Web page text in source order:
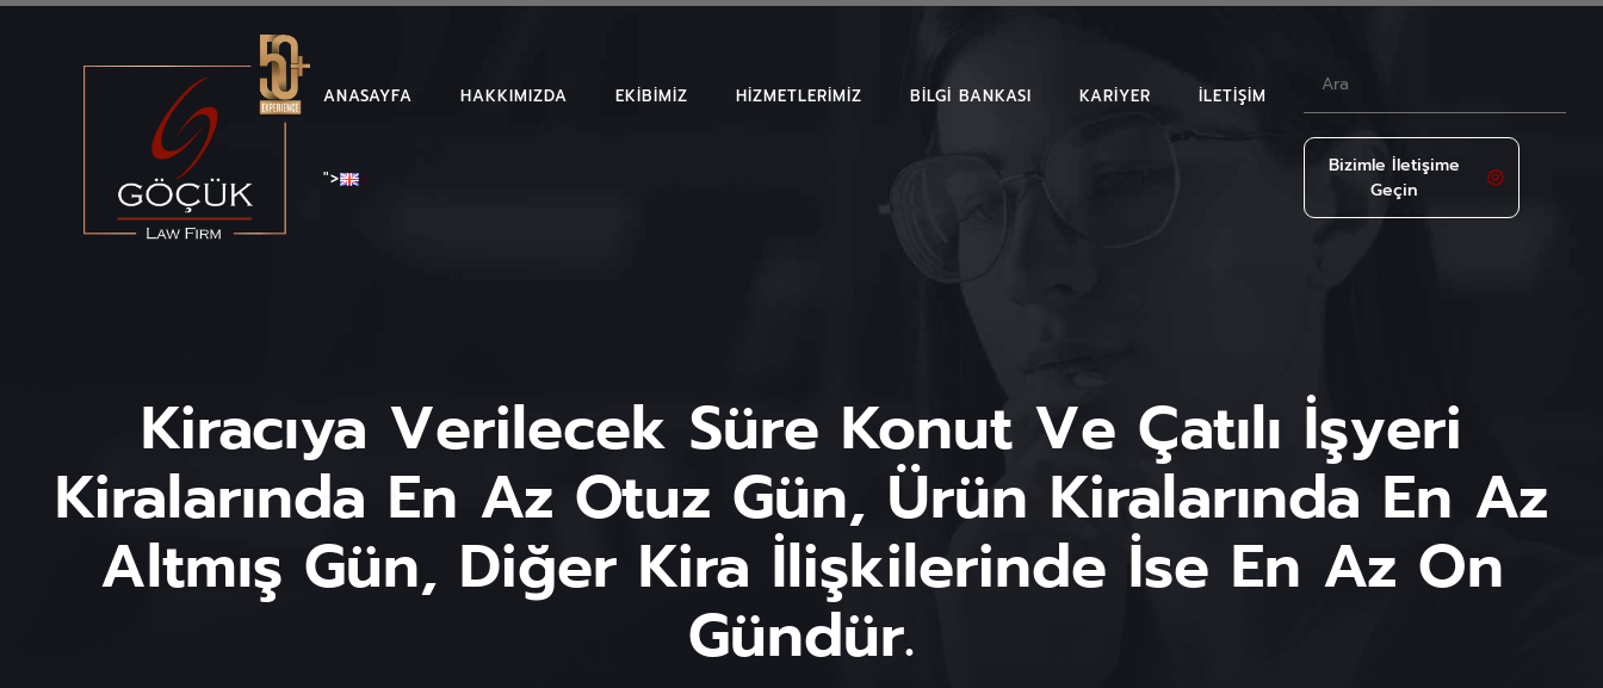
ANASAYFA HAKKIMIZDA EKIBIMIZ HIZMETLERIMIZ BILGI BANKASI KARIYER İLETIŞIM
">
Bizimle İletişime
Geçin
Kiracıya Verilecek Süre Konut Ve Çatılı İşyeri
Kiralarında En Az Otuz Gün, Ürün Kiralarında En Az
Altmış Gün, Diğer Kira İlişkilerinde İse En Az On
Gündür.